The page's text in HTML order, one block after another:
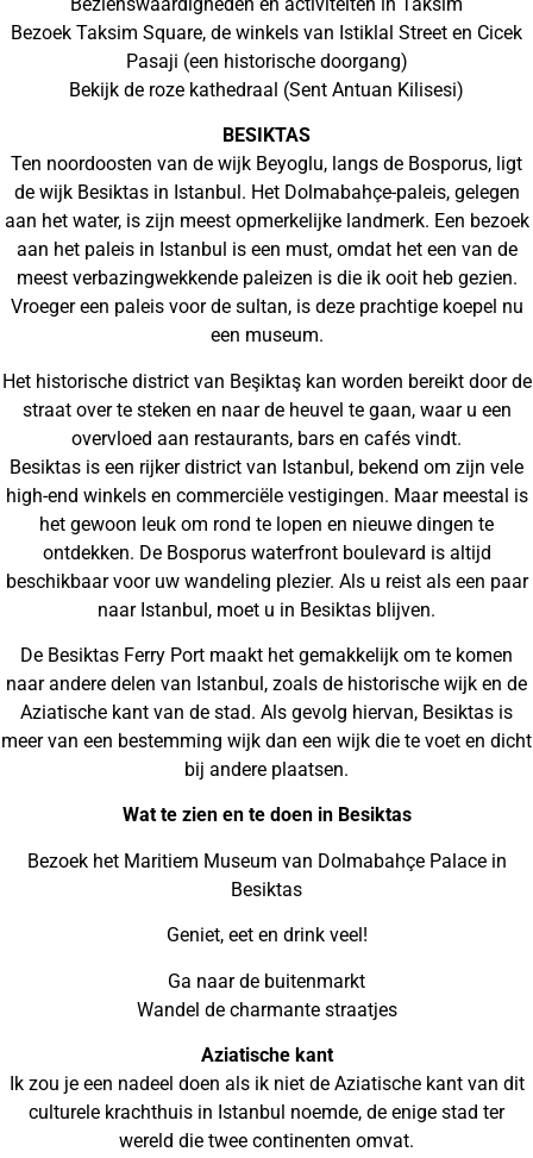
Bezoek Taksim Square, de winkels van Istiklal Street en Cicek
Pasaji (een historische doorgang)
Bekijk de roze kathedraal (Sent Antuan Kilisesi)
BESIKTAS
Ten noordoosten van de wijk Beyoglu, langs de Bosporus, ligt
de wijk Besiktas in Istanbul. Het Dolmabahçe-paleis, gelegen
aan het water, is zijn meest opmerkelijke landmerk. Een bezoek
aan het paleis in Istanbul is een must, omdat het een van de
meest verbazingwekkende paleizen is die ik ooit heb gezien.
Vroeger een paleis voor de sultan, is deze prachtige koepel nu
een museum.
Het historische district van Beşiktaş kan worden bereikt door de
straat over te steken en naar de heuvel te gaan, waar u een
overvloed aan restaurants, bars en cafés vindt.
Besiktas is een rijker district van Istanbul, bekend om zijn vele
high-end winkels en commerciële vestigingen. Maar meestal is
het gewoon leuk om rond te lopen en nieuwe dingen te
ontdekken. De Bosporus waterfront boulevard is altijd
beschikbaar voor uw wandeling plezier. Als u reist als een paar
naar Istanbul, moet u in Besiktas blijven.
De Besiktas Ferry Port maakt het gemakkelijk om te komen
naar andere delen van Istanbul, zoals de historische wijk en de
Aziatische kant van de stad. Als gevolg hiervan, Besiktas is
meer van een bestemming wijk dan een wijk die te voet en dicht
bij andere plaatsen.
Wat te zien en te doen in Besiktas
Bezoek het Maritiem Museum van Dolmabahçe Palace in
Besiktas
Geniet, eet en drink veel!
Ga naar de buitenmarkt
Wandel de charmante straatjes
Aziatische kant
Ik zou je een nadeel doen als ik niet de Aziatische kant van dit
culturele krachthuis in Istanbul noemde, de enige stad ter
wereld die twee continenten omvat.